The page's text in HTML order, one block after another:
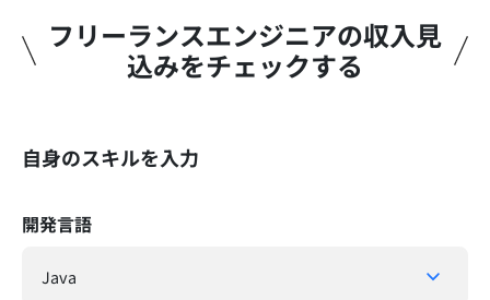
フリーランスエンジニアの収入見
込みをチェックする​
自身のスキルを入力
開発言語